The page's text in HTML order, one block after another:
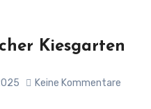
Kiesgarten
Keine Kommentare